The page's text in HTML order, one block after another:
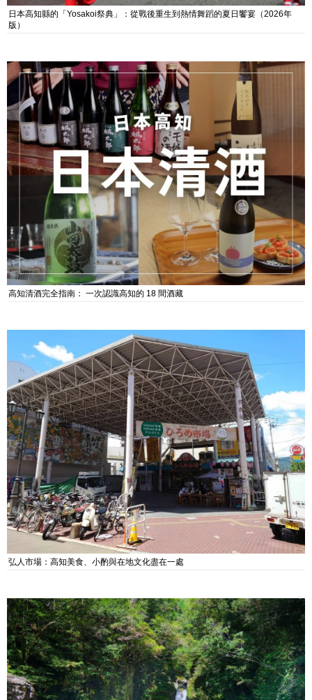
日本高知縣的「Yosakoi祭典」：從戰後重生到熱情舞蹈的夏日饗宴（2026年
版）
高知清酒完全指南： 一次認識高知的 18 間酒藏
弘人市場：高知美食、小酌與在地文化盡在一處